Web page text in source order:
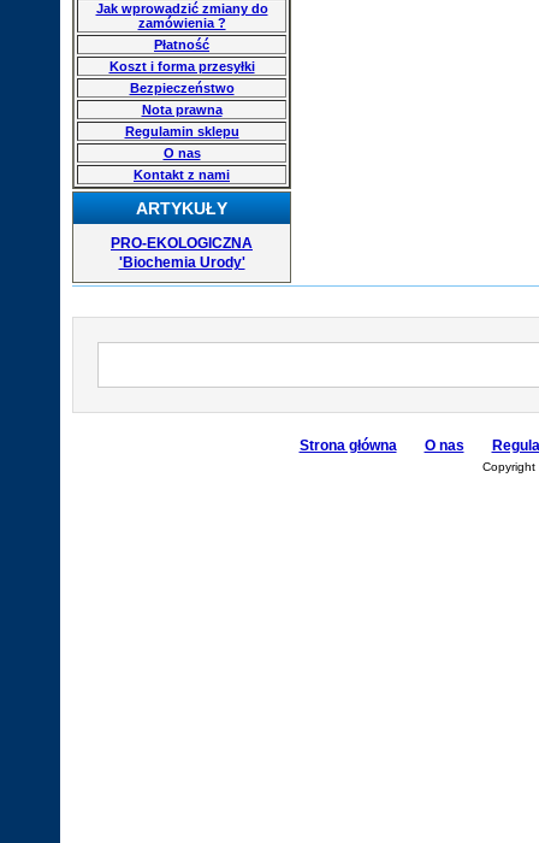
Jak wprowadzić zmiany do
zamówienia ?
Płatność
Koszt i forma przesyłki
Bezpieczeństwo
Nota prawna
Regulamin sklepu
O nas
Kontakt z nami
ARTYKUŁY
PRO-EKOLOGICZNA
'Biochemia Urody'
Strona główna O nas
Copyright